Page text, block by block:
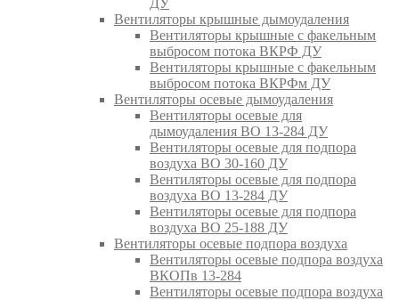
Вентиляторы крышные дымоудаления
Вентиляторы крышные с факельным
выбросом потока ВКРФ ДУ
Вентиляторы крышные с факельным
выбросом потока ВКРФм ДУ
Вентиляторы осевые дымоудаления
Вентиляторы осевые для
дымоудаления ВО 13-284 ДУ
Вентиляторы осевые для подпора
воздуха ВО 30-160 ДУ
Вентиляторы осевые для подпора
воздуха ВО 13-284 ДУ
Вентиляторы осевые для подпора
воздуха ВО 25-188 ДУ
Вентиляторы осевые подпора воздуха
Вентиляторы осевые подпора воздуха
ВКОПв 13-284
Вентиляторы осевые подпора воздуха